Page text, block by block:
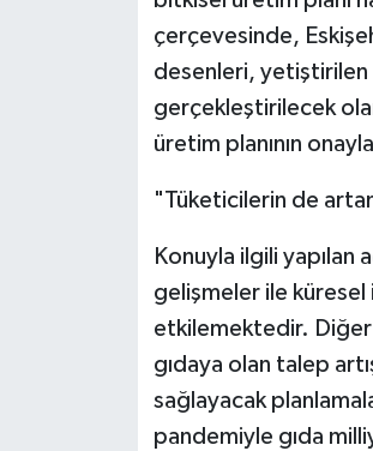
çerçevesinde,
desenleri,
gerçekleştirilecek
üretim planının
"Tüketicilerin de
Konuyla ilgili yapılan
gelişmeler ile küresel
etkilemektedir.
gıdaya olan talep
sağlayacak
pandemiyle gıda